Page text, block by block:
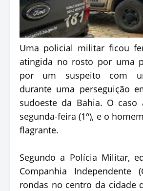
Uma policial militar ficou
atingida no rosto por uma
por um suspeito com
durante uma perseguição
sudoeste da Bahia. O caso
segunda-feira (1º), e o
flagrante.
Segundo a Polícia Militar,
Companhia Independente
rondas no centro da cidade